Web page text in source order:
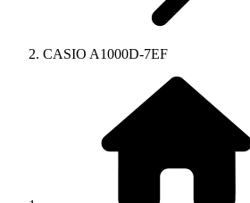
CASIO A1000D-7EF